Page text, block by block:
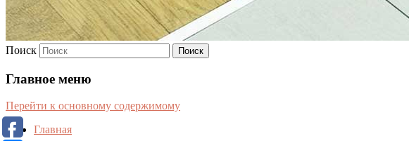
Поиск
Главное меню
Перейти к основному содержимому
Главная